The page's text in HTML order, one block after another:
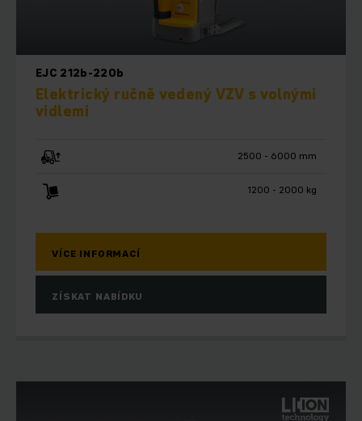
EJC 212b-220b
Elektrický ručně vedený VZV s volnými
vidlemi
2500 - 6000 mm
1200 - 2000 kg
VÍCE INFORMACÍ
ZÍSKAT NABÍDKU